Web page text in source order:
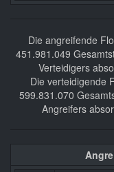
Die angreifende
451.981.049
Verteidigers
Die verteidigende
599.831.070
Angreifers